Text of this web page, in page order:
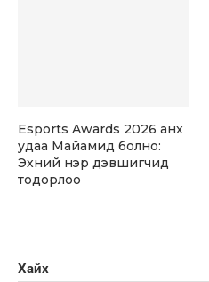
Хайх
Esports Awards 2026 анх
удаа Майамид болно:
Эхний нэр дэвшигчид
тодорлоо